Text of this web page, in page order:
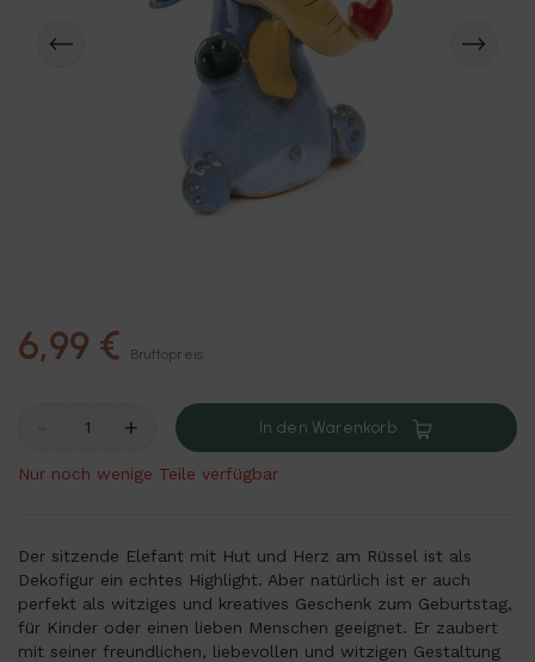
6,99 € Bruttopreis
+ In den Warenkorb
Nur noch wenige Teile verfügbar
Der sitzende Elefant mit Hut und Herz am Rüssel ist als
Dekofigur ein echtes Highlight. Aber natürlich ist er auch
perfekt als witziges und kreatives Geschenk zum Geburtstag,
für Kinder oder einen lieben Menschen geeignet. Er zaubert
mit seiner freundlichen, liebevollen und witzigen Gestaltung